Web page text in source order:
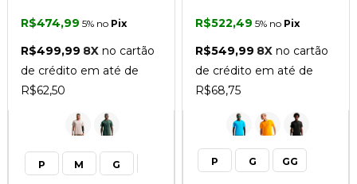
R$474,99 5% no Pix
R$499,99 8Xno cartão
de crédito em até de
R$62,50
P M G
R$522,49 5% no Pix
R$549,99 8X no cartão
de crédito em até de
R$68,75
P G GG